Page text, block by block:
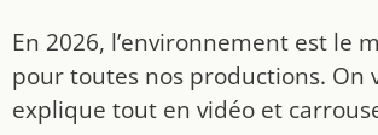
En 2026, l’environnement est le
pour toutes nos productions. On
explique tout en vidéo et